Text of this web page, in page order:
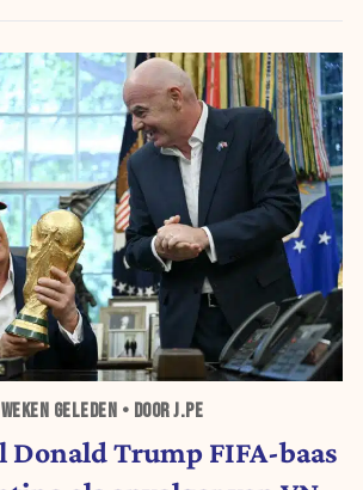
GELEDEN • DOOR J.PE
Donald Trump FIFA-baas